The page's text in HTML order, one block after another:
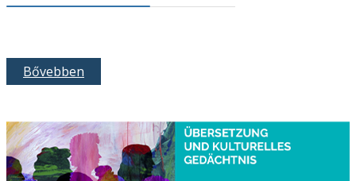
Bővebben